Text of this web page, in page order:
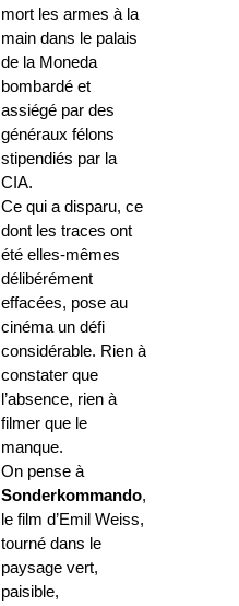
mort les armes à la
main dans le palais
de la Moneda
bombardé et
assiégé par des
généraux félons
stipendiés par la
CIA.
Ce qui a disparu, ce
dont les traces ont
été elles-mêmes
délibérément
effacées, pose au
cinéma un défi
considérable. Rien à
constater que
l’absence, rien à
filmer que le
manque.
On pense à
Sonderkommando,
le film d’Emil Weiss,
tourné dans le
paysage vert,
paisible,